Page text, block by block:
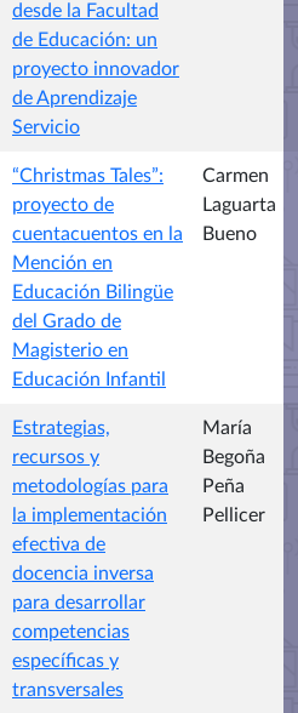
desde la Facultad
de Educación: un
proyecto innovador
de Aprendizaje
Servicio
“Christmas Tales”:
proyecto de
cuentacuentos en la
Mención en
Educación Bilingüe
del Grado de
Magisterio en
Educación Infantil
Carmen
Laguarta
Bueno
Estrategias,
recursos y
metodologías para
la implementación
efectiva de
docencia inversa
para desarrollar
competencias
específicas y
transversales
María
Begoña
Peña
Pellicer